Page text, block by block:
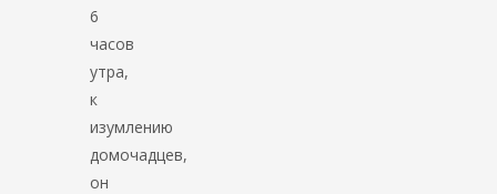
6
часов
утра,
к
изумлению
домочадцев,
он